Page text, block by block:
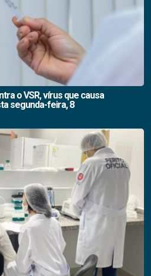
o VSR, vírus que causa
segunda-feira, 8